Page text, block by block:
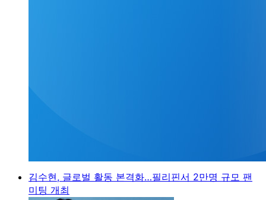
김수현, 글로벌 활동 본격화…필리핀서 2만명 규모 팬
미팅 개최